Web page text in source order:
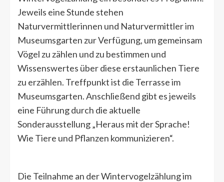
Jeweils eine Stunde stehen
Naturvermittlerinnen und Naturvermittler im
Museumsgarten zur Verfügung, um gemeinsam
Vögel zu zählen und zu bestimmen und
Wissenswertes über diese erstaunlichen Tiere
zu erzählen. Treffpunkt ist die Terrasse im
Museumsgarten. Anschließend gibt es jeweils
eine Führung durch die aktuelle
Sonderausstellung „Heraus mit der Sprache!
Wie Tiere und Pflanzen kommunizieren“.
Die Teilnahme an der Wintervogelzählung im